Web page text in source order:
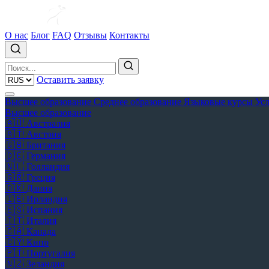
О нас Блог FAQ Отзывы Контакты
Оставить заявку
Высшее образование Среднее образование Языковые курсы
Высшее образование
🇦🇺 Австралия
🇦🇹 Австрия
🇬🇧 Британия
🇩🇪 Германия
🇳🇱 Голландия
🇬🇷 Греция
🇩🇰 Дания
🇮🇪 Ирландия
🇪🇸 Испания
🇮🇹 Италия
🇨🇦 Канада
🇨🇾 Кипр
🇵🇹 Португалия
🇳🇿 Зеландия